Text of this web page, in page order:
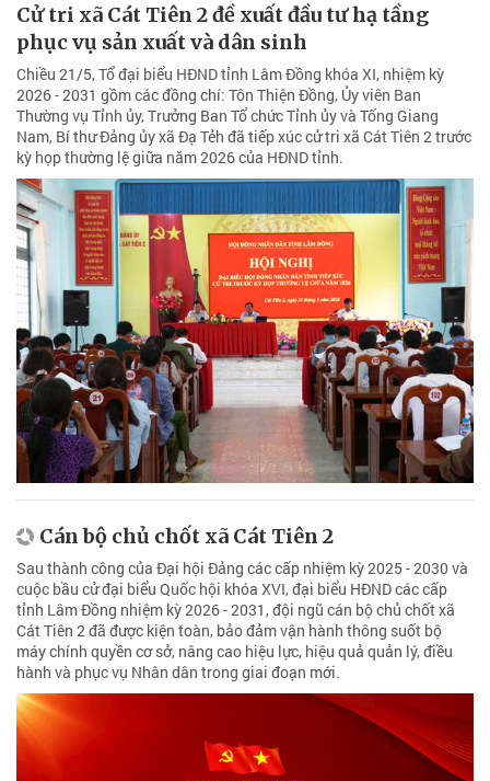
Cử tri xã Cát Tiên 2 đề xuất đầu tư hạ tầng
phục vụ sản xuất và dân sinh
Chiều 21/5, Tổ đại biểu HĐND tỉnh Lâm Đồng khóa XI, nhiệm kỳ
2026 - 2031 gồm các đồng chí: Tôn Thiện Đồng, Ủy viên Ban
Thường vụ Tỉnh ủy, Trưởng Ban Tổ chức Tỉnh ủy và Tống Giang
Nam, Bí thư Đảng ủy xã Đạ Tẻh đã tiếp xúc cử tri xã Cát Tiên 2 trước
kỳ họp thường lệ giữa năm 2026 của HĐND tỉnh.
Cán bộ chủ chốt xã Cát Tiên 2
Sau thành công của Đại hội Đảng các cấp nhiệm kỳ 2025 - 2030 và
cuộc bầu cử đại biểu Quốc hội khóa XVI, đại biểu HĐND các cấp
tỉnh Lâm Đồng nhiệm kỳ 2026 - 2031, đội ngũ cán bộ chủ chốt xã
Cát Tiên 2 đã được kiện toàn, bảo đảm vận hành thông suốt bộ
máy chính quyền cơ sở, nâng cao hiệu lực, hiệu quả quản lý, điều
hành và phục vụ Nhân dân trong giai đoạn mới.